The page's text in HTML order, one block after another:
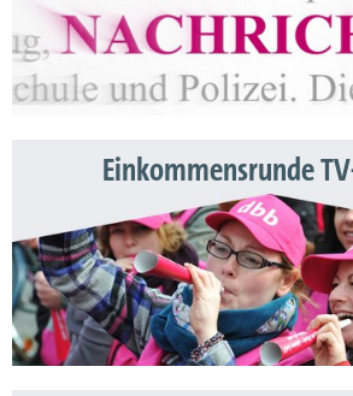
Einkommensrunde